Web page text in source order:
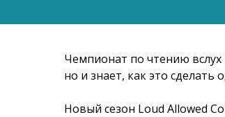
Чемпионат по чтению вслух
но и знает, как это сделать
Новый сезон Loud Allowed